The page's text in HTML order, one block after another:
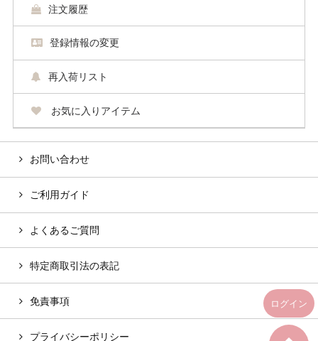
ログイン
注文履歴
登録情報の変更
再入荷リスト
お気に入りアイテム
お問い合わせ
ご利用ガイド
よくあるご質問
特定商取引法の表記
免責事項
プライバシーポリシー